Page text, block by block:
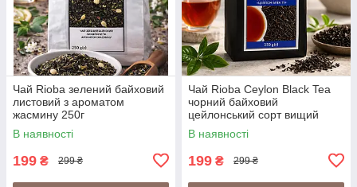
Чай Rioba зелений байховий
листовий з ароматом
жасмину 250г
В наявності
199 ₴ 299 ₴
Чай Rioba Ceylon Black Tea
чорний байховий
цейлонський сорт вищий
250г (чай чорний
цейлонський Rioba Ceylon)
В наявності
199 ₴ 299 ₴